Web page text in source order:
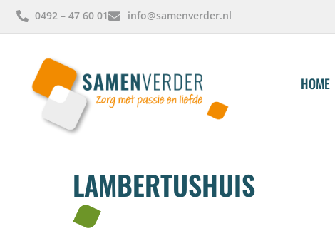
0492 – 47 60 01 info@samenverder.nl
HOME
LAMBERTUSHUIS